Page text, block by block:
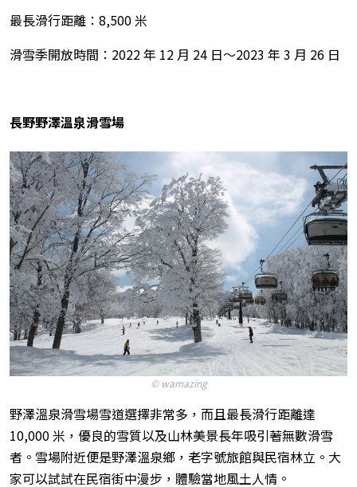
最長滑行距離：8,500 米
滑雪季開放時間：2022 年 12 月 24 日～2023 年 3 月 26 日
長野野澤溫泉滑雪場
© wamazing
野澤溫泉滑雪場雪道選擇非常多，而且最長滑行距離達
10,000 米，優良的雪質以及山林美景長年吸引著無數滑雪
者。雪場附近便是野澤溫泉鄉，老字號旅館與民宿林立。大
家可以試試在民宿街中漫步，體驗當地風土人情。